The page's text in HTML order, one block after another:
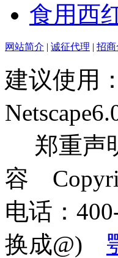
食用西
网站简介 | 诚征代理 | 招
建议使用
郑重声
容
电话：
换成@)